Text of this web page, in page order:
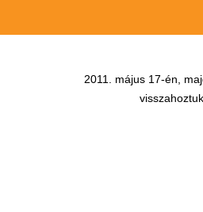
2011. május 17-én,